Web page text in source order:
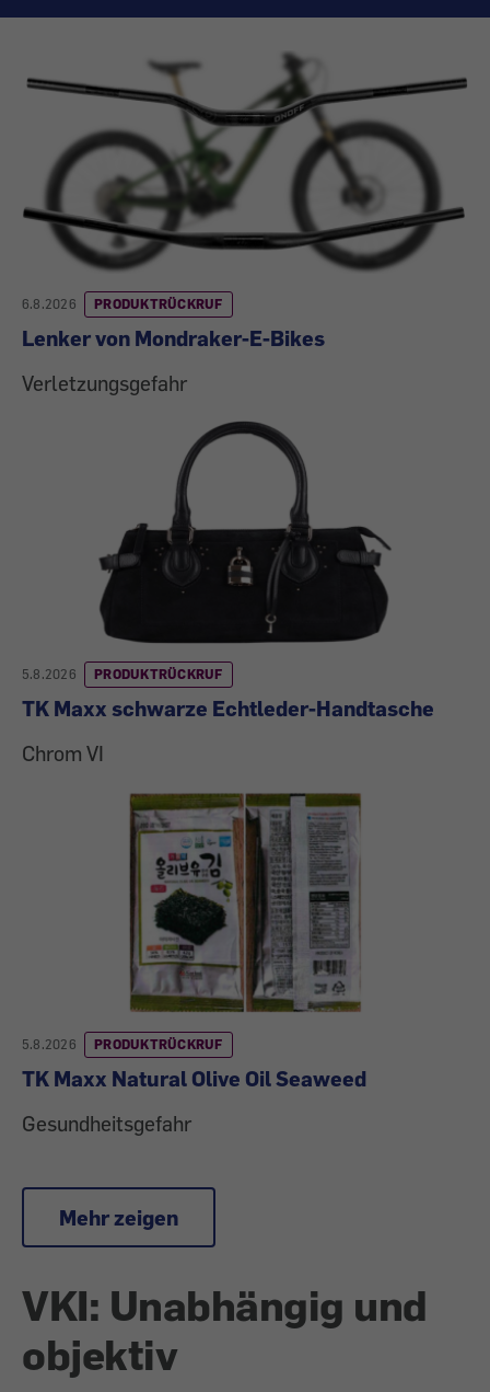
Aktuelle
Produktrückrufe
6.8.2026 PRODUKTRÜCKRUF
Lenker von Mondraker-E-Bikes
Verletzungsgefahr
5.8.2026 PRODUKTRÜCKRUF
TK Maxx schwarze Echtleder-Handtasche
Chrom VI
5.8.2026 PRODUKTRÜCKRUF
TK Maxx Natural Olive Oil Seaweed
Gesundheitsgefahr
Mehr zeigen
VKI: Unabhängig und
objektiv